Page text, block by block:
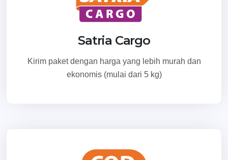
Satria Cargo
Kirim paket dengan harga yang lebih murah dan
ekonomis (mulai dari 5 kg)